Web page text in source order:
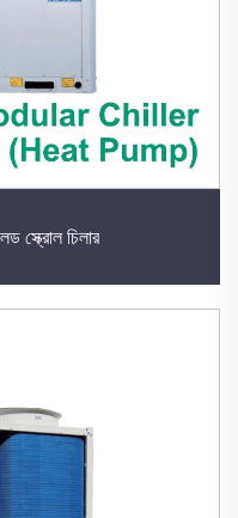
স্ক্রোল চিলার